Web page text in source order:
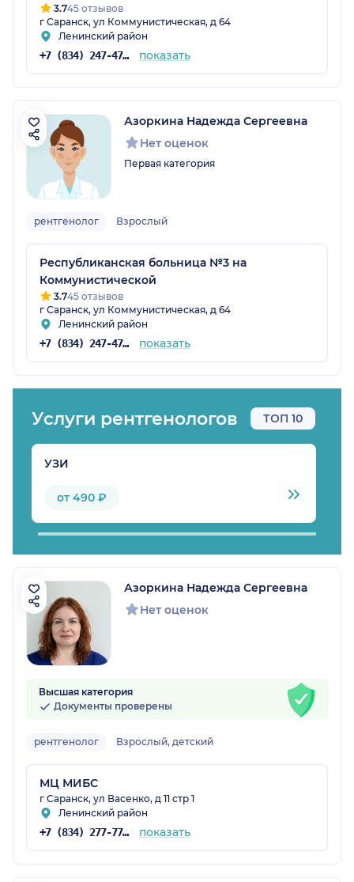
3.745 отзывов
г Саранск, ул Коммунистическая, д 64
Ленинский район
+7 (834) 247-47-78 показать
Азоркина Надежда Сергеевна
Нет оценок
Первая категория
рентгенолог Взрослый
Республиканская больница №3 на
Коммунистической
3.745 отзывов
г Саранск, ул Коммунистическая, д 64
Ленинский район
+7 (834) 247-47-78 показать
Услуги рентгенологов ТОП 10
УЗИ
от 490 ₽
Азоркина Надежда Сергеевна
Нет оценок
Высшая категория
Документы проверены
рентгенолог Взрослый, детский
МЦ МИБС
г Саранск, ул Васенко, д 11 стр 1
Ленинский район
+7 (834) 277-77-37 показать